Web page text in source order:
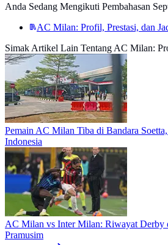
Anda Sedang Mengikuti Pembahasan
AC Milan: Profil, Prestasi, dan
Simak Artikel Lain Tentang AC Milan:
Pemain AC Milan Tiba di Bandara
Indonesia
AC Milan vs Inter Milan: Riwayat Derby
Pramusim